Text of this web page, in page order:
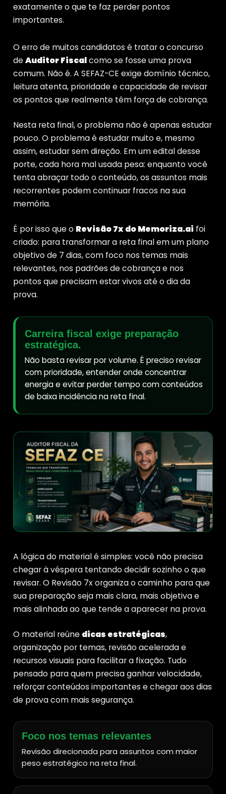
exatamente o que te faz perder pontos
importantes.
O erro de muitos candidatos é tratar o concurso
deAuditor Fiscalcomo se fosse uma prova
comum. Não é. A SEFAZ-CE exige domínio técnico,
leitura atenta, prioridade e capacidade de revisar
os pontos que realmente têm força de cobrança.
Nesta reta final, o problema não é apenas estudar
pouco. O problema é estudar muito e, mesmo
assim, estudar sem direção. Em um edital desse
porte, cada hora mal usada pesa: enquanto você
tenta abraçar todo o conteúdo, os assuntos mais
recorrentes podem continuar fracos na sua
memória.
É por isso que o Revisão 7x do Memoriza.ai foi
criado: para transformar a reta final em um plano
objetivo de 7 dias, com foco nos temas mais
relevantes, nos padrões de cobrança e nos
pontos que precisam estar vivos até o dia da
prova.
Carreira fiscal exige preparação
estratégica.
Não basta revisar por volume. É preciso revisar
com prioridade, entender onde concentrar
energia e evitar perder tempo com conteúdos
de baixa incidência na reta final.
A lógica do material é simples: você não precisa
chegar à véspera tentando decidir sozinho o que
revisar. O Revisão 7x organiza o caminho para que
sua preparação seja mais clara, mais objetiva e
mais alinhada ao que tende a aparecer na prova.
O material reúne dicas estratégicas,
organização por temas, revisão acelerada e
recursos visuais para facilitar a fixação. Tudo
pensado para quem precisa ganhar velocidade,
reforçar conteúdos importantes e chegar aos dias
de prova com mais segurança.
Foco nos temas relevantes
Revisão direcionada para assuntos com maior
peso estratégico na reta final.